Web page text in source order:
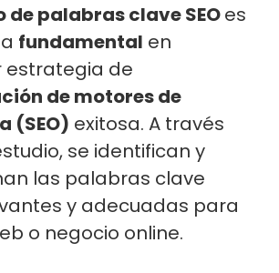
de palabras clave SEOes
fundamental en
estrategia de
de motores de
(SEO) exitosa. A través
se identifican y
las palabras clave
y adecuadas para
o negocio online.